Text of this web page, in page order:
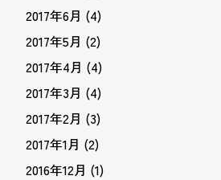
2017年6月 (4)
2017年5月 (2)
2017年4月 (4)
2017年3月 (4)
2017年2月 (3)
2017年1月 (2)
2016年12月 (1)